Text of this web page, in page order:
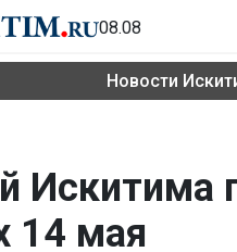
08.08
Новости
Искитима
14 мая